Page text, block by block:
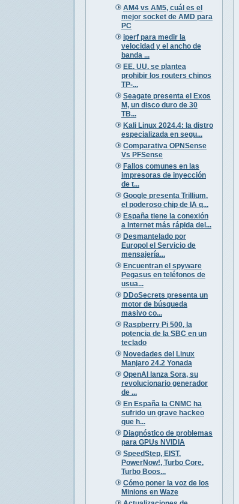
AM4 vs AM5, cuál es el
mejor socket de AMD para
PC
iperf para medir la
velocidad y el ancho de
banda ...
EE. UU. se plantea
prohibir los routers chinos
TP-...
Seagate presenta el Exos
M, un disco duro de 30
TB...
Kali Linux 2024.4: la distro
especializada en segu...
Comparativa OPNSense
Vs PFSense
Fallos comunes en las
impresoras de inyección
de t...
Google presenta Trillium,
el poderoso chip de IA q...
España tiene la conexión
a Internet más rápida del...
Desmantelado por
Europol el Servicio de
mensajería...
Encuentran el spyware
Pegasus en teléfonos de
usua...
DDoSecrets presenta un
motor de búsqueda
masivo co...
Raspberry Pi 500, la
potencia de la SBC en un
teclado
Novedades del Linux
Manjaro 24.2 Yonada
OpenAI lanza Sora, su
revolucionario generador
de ...
En España la CNMC ha
sufrido un grave hackeo
que h...
Diagnóstico de problemas
para GPUs NVIDIA
SpeedStep, EIST,
PowerNow!, Turbo Core,
Turbo Boos...
Cómo poner la voz de los
Minions en Waze